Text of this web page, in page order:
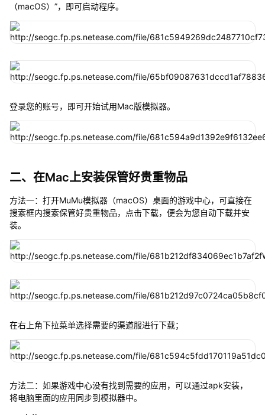
（macOS）”，即可启动程序。
登录您的账号，即可开始试用Mac版模拟器。
二、在Mac上安装保管好贵重物品
方法一：打开MuMu模拟器（macOS）桌面的游戏中心，可直接在
搜索框内搜索保管好贵重物品，点击下载，便会为您自动下载并安
装。
在右上角下拉菜单选择需要的渠道服进行下载；
方法二：如果游戏中心没有找到需要的应用，可以通过apk安装，
将电脑里面的应用同步到模拟器中。